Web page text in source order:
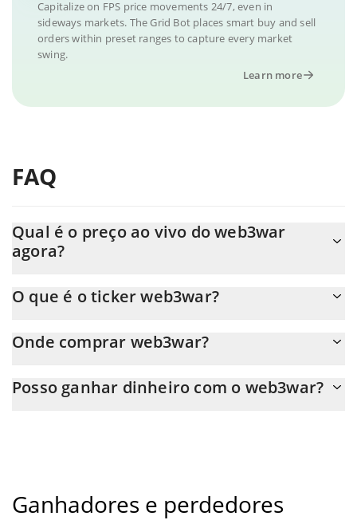
Capitalize on FPS price movements 24/7, even in
sideways markets. The Grid Bot places smart buy and sell
orders within preset ranges to capture every market
swing.
Learn more
FAQ
Qual é o preço ao vivo do web3war
agora?
O que é o ticker web3war?
Onde comprar web3war?
transferência p2p. E a melhor maneira de trocar web3war é
Posso ganhar dinheiro com o web3war?
Ganhadores e perdedores